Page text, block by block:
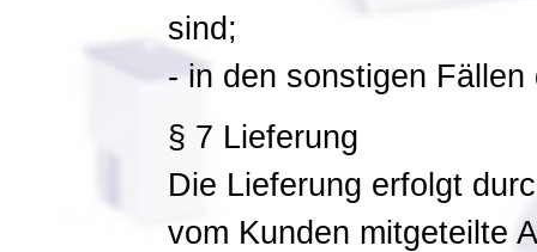
sind;
- in den sonstigen
§ 7 Lieferung
Die Lieferung erfolgt
vom Kunden mitgeteilte